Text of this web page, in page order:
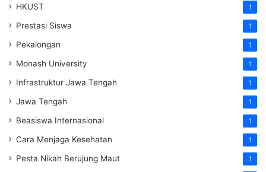
HKUST 1
Prestasi Siswa 1
Pekalongan 1
Monash University 1
Infrastruktur Jawa Tengah 1
Jawa Tengah 1
Beasiswa Internasional 1
Cara Menjaga Kesehatan 1
Pesta Nikah Berujung Maut 1